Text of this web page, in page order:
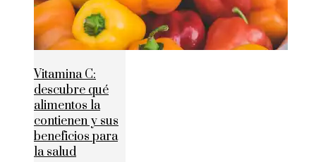
Vitamina C:
descubre qué
alimentos la
contienen y sus
beneficios para
la salud